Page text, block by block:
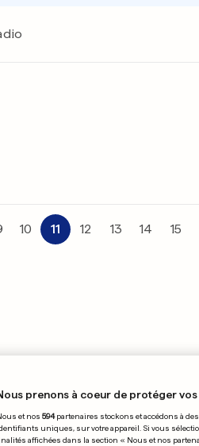
10 11 12 13 14 15
11.06.2018
prenons à coeur de protéger
et nos 594partenaires stockons et accédons à
uniques, sur votre appareil. Si vous
affichées dans la section « Nous et nos